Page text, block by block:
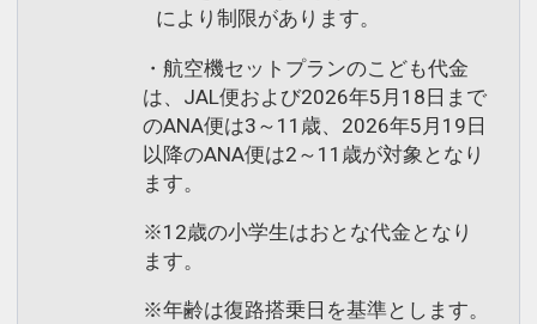
により制限があります。
・航空機セットプランのこども代金
は、JAL便および2026年5月18日まで
のANA便は3～11歳、2026年5月19日
以降のANA便は2～11歳が対象となり
ます。
※12歳の小学生はおとな代金となり
ます。
※年齢は復路搭乗日を基準とします。